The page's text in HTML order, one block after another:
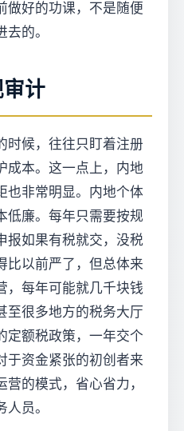
做好的功课，不是随便
的。
计
时候，往往只盯着注册
成本。这一点上，内地
也非常明显。内地个体
低廉。每年只需要按规
报如果有税就交，没税
比以前严了，但总体来
，每年可能就几千块钱
至很多地方的税务大厅
定额税政策，一年交个
于资金紧张的初创者来
的模式，省心省力，
员。